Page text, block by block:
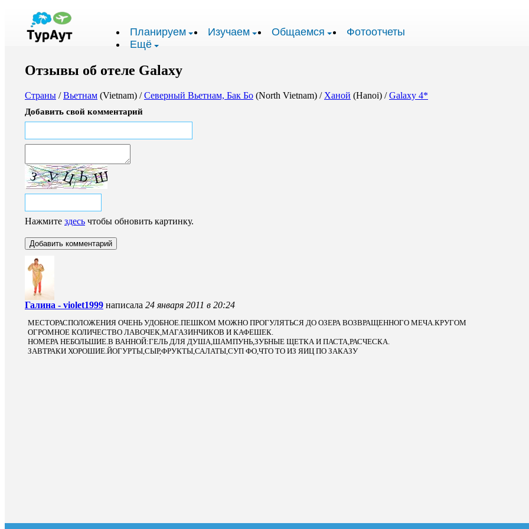
Планируем Изучаем Общаемся
Фотоотчеты
Ещё
Отзывы об отеле Galaxy
Страны /Вьетнам (Vietnam) /Северный Вьетнам, Бак Бо (North Vietnam) / Ханой (Hanoi) /Galaxy 4*
Добавить свой комментарий
Нажмите здесь чтобы обновить картинку.
Галина - violet1999 написала 24 января 2011 в 20:24
МЕСТОРАСПОЛОЖЕНИЯ ОЧЕНЬ УДОБНОЕ.ПЕШКОМ МОЖНО ПРОГУЛЯТЬСЯ ДО ОЗЕРА ВОЗВРАЩЕННОГО МЕЧА.КРУГОМ
ОГРОМНОЕ КОЛИЧЕСТВО ЛАВОЧЕК,МАГАЗИНЧИКОВ И КАФЕШЕК.
НОМЕРА НЕБОЛЬШИЕ.В ВАННОЙ:ГЕЛЬ ДЛЯ ДУША,ШАМПУНЬ,ЗУБНЫЕ ЩЕТКА И ПАСТА,РАСЧЕСКА.
ЗАВТРАКИ ХОРОШИЕ.ЙОГУРТЫ,СЫР,ФРУКТЫ,САЛАТЫ,СУП ФО,ЧТО ТО ИЗ ЯИЦ ПО ЗАКАЗУ